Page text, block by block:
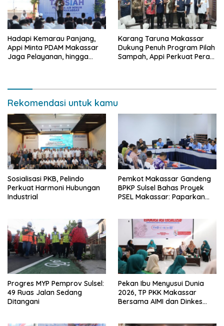
Hadapi Kemarau Panjang,
Appi Minta PDAM Makassar
Jaga Pelayanan, hingga
Karang Taruna Makassar
Dukung Penuh Program Pilah
Sampah, Appi Perkuat Peran
Rekomendasi untuk kamu
Sosialisasi PKB, Pelindo
Perkuat Harmoni Hubungan
Industrial
Pemkot Makassar Gandeng
BPKP Sulsel Bahas Proyek
PSEL Makassar: Paparkan
Progres MYP Pemprov Sulsel:
49 Ruas Jalan Sedang
Ditangani
Pekan Ibu Menyusui Dunia
2026, TP PKK Makassar
Bersama AIMI dan Dinkes